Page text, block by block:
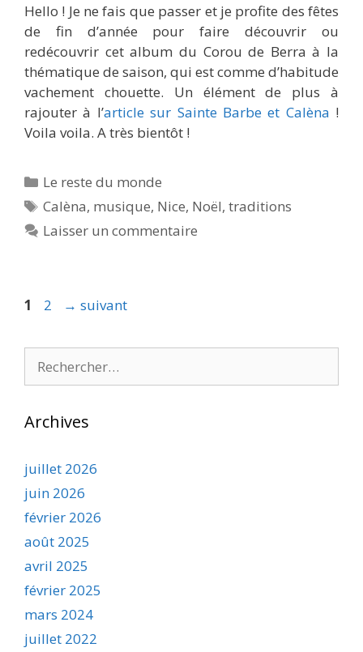
Hello ! Je ne fais que passer et je profite des fêtes
de fin d’année pour faire découvrir ou
redécouvrir cet album du Corou de Berra à la
thématique de saison, qui est comme d’habitude
vachement chouette. Un élément de plus à
rajouter à l’article sur Sainte Barbe et Calèna !
Voila voila. A très bientôt !
Catégories
Le reste du monde
Étiquettes
Calèna, musique, Nice, Noël,traditions
Laisser un commentaire
Page
1 Page
2 → suivant
Archives
juillet 2026
juin 2026
février 2026
août 2025
avril 2025
février 2025
mars 2024
juillet 2022